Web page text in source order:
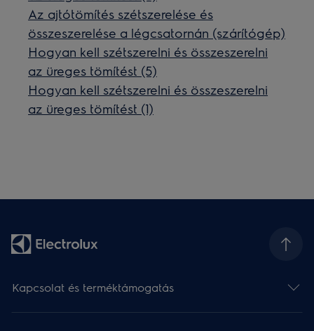
Az ajtótömítés szétszerelése és
összeszerelése a légcsatornán (szárítógép)
Hogyan kell szétszerelni és összeszerelni
az üreges tömítést (5)
Hogyan kell szétszerelni és összeszerelni
az üreges tömítést (1)
Kapcsolat és terméktámogatás